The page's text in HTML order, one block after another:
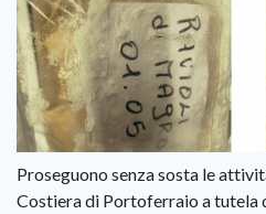
Proseguono senza sosta le
Costiera di Portoferraio a tutela